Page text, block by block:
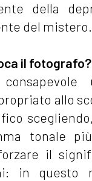
della
del
il fotografo?
allo
tonale
il
in questo